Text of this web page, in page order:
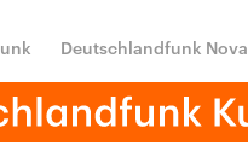
Deutschlandfunk Nova